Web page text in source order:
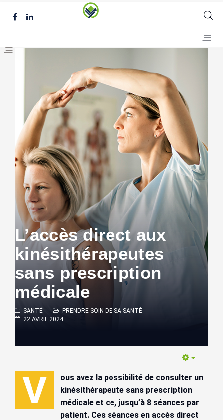
L’accès direct aux
kinésithérapeutes
sans prescription
médicale
SANTÉ
PRENDRE SOIN DE SA SANTÉ
22 AVRIL 2024
V
ous avez la possibilité de consulter un
kinésithérapeute sans prescription
médicale et ce, jusqu’à 8 séances par
patient. Ces séances en accès direct